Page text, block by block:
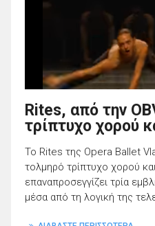
Rites, από την
τρίπτυχο χορού
Το Rites της Opera Ballet
τολμηρό τρίπτυχο χορού
επαναπροσεγγίζει τρία
μέσα από τη λογική της